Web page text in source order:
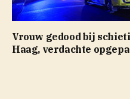
Vrouw gedood bij
Haag, verdachte